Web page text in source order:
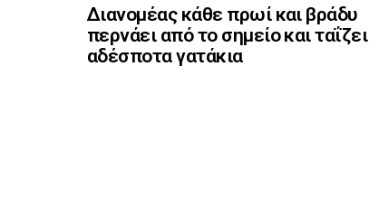
Διανομέας κάθε πρωί και βράδυ
περνάει από το σημείο και ταΐζει
αδέσποτα γατάκια